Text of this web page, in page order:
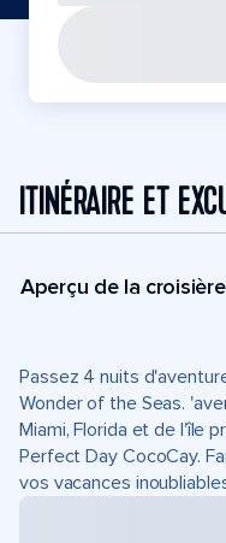
ITINÉRAIRE ET
Aperçu de la croisière
Passez 4 nuits
Wonder of the Seas.
Miami, Florida et de l'île
Perfect Day CocoCay.
vos vacances